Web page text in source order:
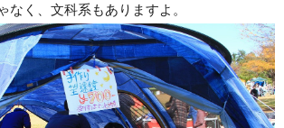
なく、文科系もありますよ。